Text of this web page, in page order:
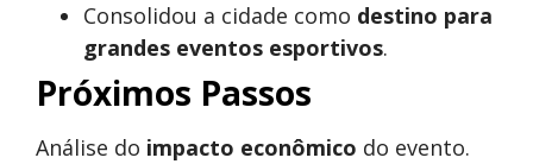
Consolidou a cidade como destino para
grandes eventos esportivos.
Próximos Passos
Análise do impacto econômico do evento.